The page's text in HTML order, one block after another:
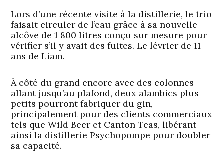
Lors d’une récente visite à la distillerie, le trio
faisait circuler de l’eau grâce à sa nouvelle
alcôve de 1 800 litres conçu sur mesure pour
vérifier s’il y avait des fuites. Le lévrier de 11
ans de Liam.
À côté du grand encore avec des colonnes
allant jusqu’au plafond, deux alambics plus
petits pourront fabriquer du gin,
principalement pour des clients commerciaux
tels que Wild Beer et Canton Teas, libérant
ainsi la distillerie Psychopompe pour doubler
sa capacité.